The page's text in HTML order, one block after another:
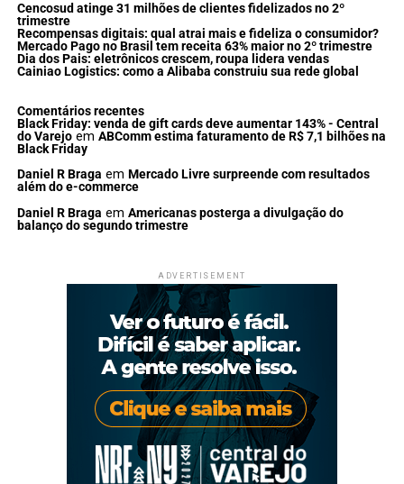
Cencosud atinge 31 milhões de clientes fidelizados no 2º
trimestre
Recompensas digitais: qual atrai mais e fideliza o consumidor?
Mercado Pago no Brasil tem receita 63% maior no 2º trimestre
Dia dos Pais: eletrônicos crescem, roupa lidera vendas
Cainiao Logistics: como a Alibaba construiu sua rede global
Comentários recentes
Black Friday: venda de gift cards deve aumentar 143% - Central
do Varejoem ABComm estima faturamento de R$ 7,1 bilhões na
Black Friday
Daniel R Braga em Mercado Livre surpreende com resultados
além do e-commerce
Daniel R Braga em Americanas posterga a divulgação do
balanço do segundo trimestre
ADVERTISEMENT